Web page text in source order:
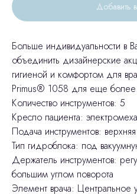
Добавить
Больше индивидуальности в
объединить дизайнерские
гигиеной и комфортом для
Primus® 1058 для еще более
Количество инструментов: 5
Кресло пациента:
Подача инструментов:
Тип гидроблока: под
Держатель инструментов:
большим углом поворота
Элемент врача: Центральное